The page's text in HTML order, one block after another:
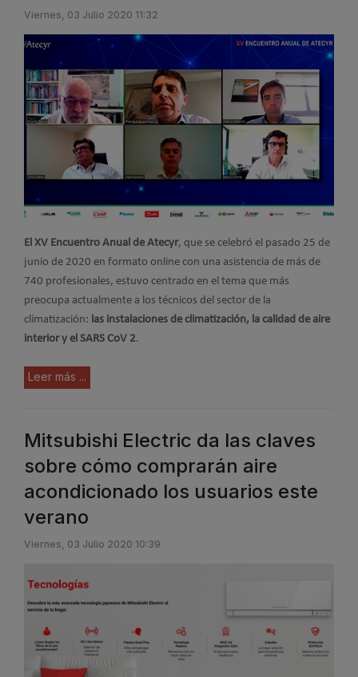
Viernes, 03 Julio 2020 11:32
El XV Encuentro Anual de Atecyr, que se celebró el pasado 25 de
junio de 2020 en formato online con una asistencia de más de
740 profesionales, estuvo centrado en el tema que más
preocupa actualmente a los técnicos del sector de la
climatización: las instalaciones de climatización, la calidad de aire
interior y el SARS CoV 2.
Leer más ...
Mitsubishi Electric da las claves
sobre cómo comprarán aire
acondicionado los usuarios este
verano
Viernes, 03 Julio 2020 10:39